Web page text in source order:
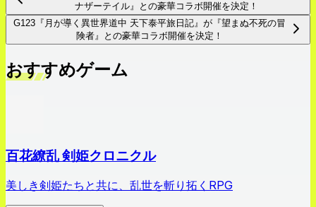
ナザーテイル』との豪華コラボ開催を決定！
G123『月が導く異世界道中 天下泰平旅日記』が『望まぬ不死の冒
険者』との豪華コラボ開催を決定！
おすすめゲーム
百花繚乱 剣姫クロニクル
美しき剣姫たちと共に、乱世を斬り拓くRPG